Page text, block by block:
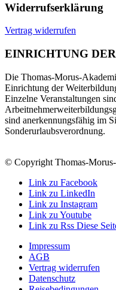
Widerrufserklärung
Vertrag widerrufen
EINRICHTUNG
Die Thomas-Morus-
Einrichtung der
Einzelne Veranstaltungen
sind anerkennungsfähig im
Sonderurlaubsverordnung.
© Copyright Thomas-
Link zu Facebook
Link zu LinkedIn
Link zu Instagram
Link zu Youtube
Link zu Rss Diese
Impressum
AGB
Vertrag widerrufen
Datenschutz